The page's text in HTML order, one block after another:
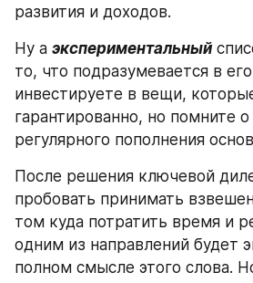
развития и доходов.
Ну а экспериментальный
то, что подразумевается в
инвестируете в вещи,
гарантированно, но помните
регулярного пополнения
После решения ключевой
пробовать принимать
том куда потратить время и
одним из направлений будет
полном смысле этого слова.